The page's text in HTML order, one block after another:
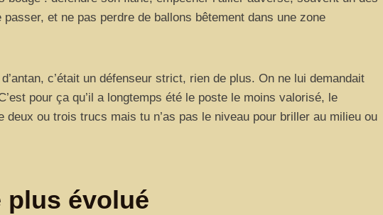
et ne pas perdre de ballons bêtement dans une zone
c’était un défenseur strict, rien de plus. On ne lui demandait
pour ça qu’il a longtemps été le poste le moins valorisé, le
ou trois trucs mais tu n’as pas le niveau pour briller au milieu ou
plus évolué